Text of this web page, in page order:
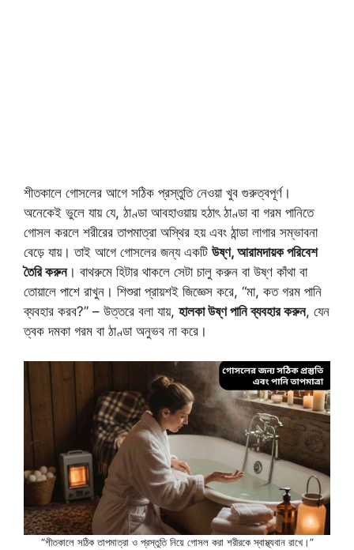
শীতকালে গোসলের আগে সঠিক প্রস্তুতি নেওয়া খুব গুরুত্বপূর্ণ।
অনেকেই ভুলে যায় যে, ঠাণ্ডা আবহাওয়ায় হঠাৎ ঠাণ্ডা বা গরম পানিতে
গোসল করলে শরীরের তাপমাত্রা অস্থির হয় এবং ঠান্ডা লাগার সম্ভাবনা
বেড়ে যায়। তাই আগে গোসলের জন্য একটি উষ্ণ, আরামদায়ক পরিবেশ
তৈরি করুন। বাথরুমে হিটার থাকলে সেটা চালু করুন বা উষ্ণ কাঁথা বা
তোয়ালে পাশে রাখুন। শিশুরা প্রায়শই জিজ্ঞেস করে, “মা, কত গরম পানি
ব্যবহার করব?” – উত্তরে বলা যায়, হালকা উষ্ণ পানি ব্যবহার করুন, যেন
ত্বক দমকা গরম বা ঠাণ্ডা অনুভব না করে।
“শীতকালে সঠিক তাপমাত্রা ও প্রস্তুতি নিয়ে গোসল করা শরীরকে স্বাস্থ্যবান রাখে।”